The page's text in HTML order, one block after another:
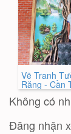
Vẽ Tranh
Răng - Cần
2024
Không có
Đăng nhận